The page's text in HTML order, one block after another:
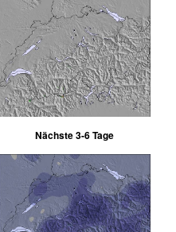
Nächste 3-6 Tage